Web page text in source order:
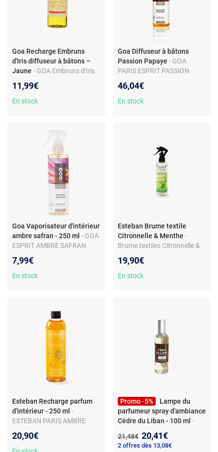
Goa Recharge Embruns
d'Iris diffuseur à bâtons –
Jaune - GOA Embruns d'Iris
11,99€
En stock
Goa Diffuseur à bâtons
Passion Papaye - GOA
PARIS ESPRIT PASSION
MAISON
46,04€
En stock
Goa Vaporisateur d'intérieur
ambre safran - 250 ml - GOA
ESPRIT AMBRE SAFRAN
7,99€
En stock
Esteban Brume textile
Citronnelle & Menthe -
Brume textiles Citronnelle &
19,90€
En stock
Esteban Recharge parfum
d'intérieur - 250 ml -
ESTEBAN PARIS AMBRE
bouquet et diffuseur
céramique
20,90€
Promo -5%
Lampe du
parfumeur spray d'ambiance
Cèdre du Liban - 100 ml -
100 mL Cèdre du Liban -
Lampe du Parfumeur
Ancien prix :
21,48€ Nouveau prix :
20,41€
2 offres dès 13,08€